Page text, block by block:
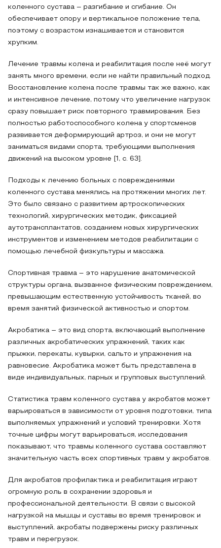
коленного сустава – разгибание и сгибание. Он
обеспечивает опору и вертикальное положение тела,
поэтому с возрастом изнашивается и становится
хрупким.
Лечение травмы колена и реабилитация после неё могут
занять много времени, если не найти правильный подход.
Восстановление колена после травмы так же важно, как
и интенсивное лечение, потому что увеличение нагрузок
сразу повышает риск повторного травмирования. Без
полностью работоспособного колена у спортсменов
развивается деформирующий артроз, и они не могут
заниматься видами спорта, требующими выполнения
движений на высоком уровне [1, с. 63].
Подходы к лечению больных с повреждениями
коленного сустава менялись на протяжении многих лет.
Это было связано с развитием артроскопических
технологий, хирургических методик, фиксацией
аутотрансплантатов, созданием новых хирургических
инструментов и изменением методов реабилитации с
помощью лечебной физкультуры и массажа.
Спортивная травма – это нарушение анатомической
структуры органа, вызванное физическим повреждением,
превышающим естественную устойчивость тканей, во
время занятий физической активностью и спортом.
Акробатика – это вид спорта, включающий выполнение
различных акробатических упражнений, таких как
прыжки, перекаты, кувырки, сальто и упражнения на
равновесие. Акробатика может быть представлена в
виде индивидуальных, парных и групповых выступлений.
Статистика травм коленного сустава у акробатов может
варьироваться в зависимости от уровня подготовки, типа
выполняемых упражнений и условий тренировки. Хотя
точные цифры могут варьироваться, исследования
показывают, что травмы коленного сустава составляют
значительную часть всех спортивных травм у акробатов.
Для акробатов профилактика и реабилитация играют
огромную роль в сохранении здоровья и
профессиональной деятельности. В связи с высокой
нагрузкой на мышцы и суставы во время тренировок и
выступлений, акробаты подвержены риску различных
травм и перегрузок.